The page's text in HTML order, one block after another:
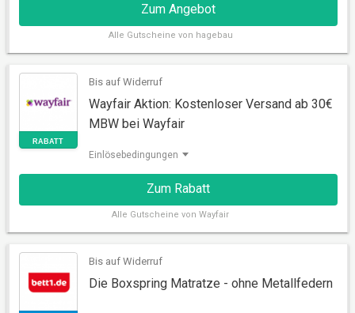
AKTION
Zum Angebot
Alle Gutscheine von hagebau
Bis auf Widerruf
Wayfair Aktion: Kostenloser Versand ab 30€
MBW bei Wayfair
Einlösebedingungen
Zum Rabatt
Alle Gutscheine von Wayfair
Bis auf Widerruf
Die Boxspring Matratze - ohne Metallfedern